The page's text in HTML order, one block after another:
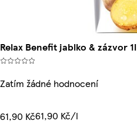
Relax Benefit jablko & zázvor 1l
Zatím žádné hodnocení
61,90 Kč61,90 Kč/l